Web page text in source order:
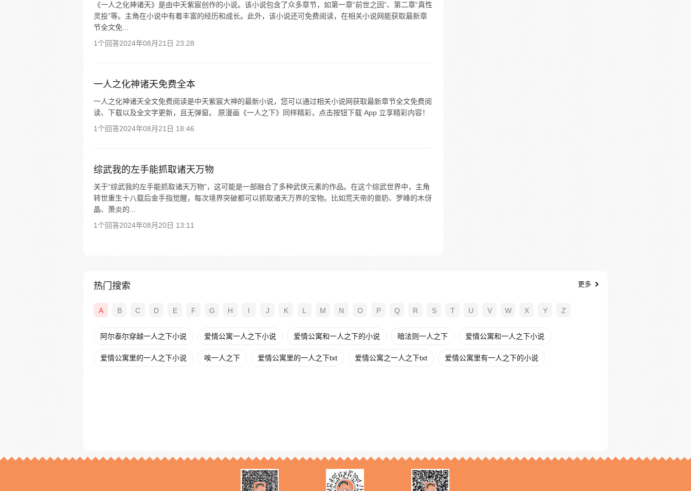
《一人之化神诸天》是由中天紫宸创作的小说。该小说包含了众多章节，如第一章“前世之因”、第二章“真性
灵投”等。主角在小说中有着丰富的经历和成长。此外，该小说还可免费阅读，在相关小说网能获取最新章
节全文免...
1个回答2024年08月21日 23:28
一人之化神诸天免费全本
一人之化神诸天全文免费阅读是中天紫宸大神的最新小说，您可以通过相关小说网获取最新章节全文免费阅
读、下载以及全文字更新，且无弹窗。 原漫画《一人之下》同样精彩，点击按钮下载 App 立享精彩内容！
1个回答2024年08月21日 18:46
综武我的左手能抓取诸天万物
关于“综武我的左手能抓取诸天万物”，这可能是一部融合了多种武侠元素的作品。在这个综武世界中，主角
转世重生十八载后金手指觉醒，每次境界突破都可以抓取诸天万界的宝物。比如荒天帝的兽奶、罗峰的木伢
晶、萧炎的...
1个回答2024年08月20日 13:11
热门搜索 更多
A B C D E F G H I J K L M N O P Q R S T U V W X Y Z
阿尔泰尔穿越一人之下小说 爱情公寓一人之下小说 爱情公寓和一人之下的小说 暗法则一人之下 爱情公寓和一人之下小说
爱情公寓里的一人之下小说 唉一人之下 爱情公寓里的一人之下txt 爱情公寓之一人之下txt 爱情公寓里有一人之下的小说